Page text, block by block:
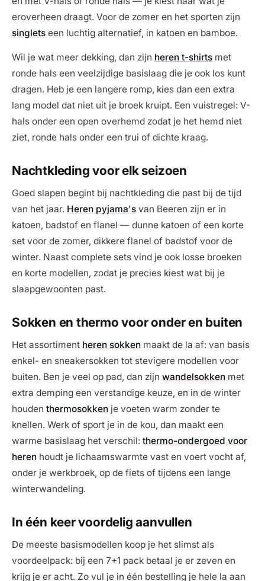
eroverheen draagt. Voor de zomer en het sporten zijn
singlets een luchtig alternatief, in katoen en bamboe.
Wil je wat meer dekking, dan zijn heren t-shirts met
ronde hals een veelzijdige basislaag die je ook los kunt
dragen. Heb je een langere romp, kies dan een extra
lang model dat niet uit je broek kruipt. Een vuistregel: V-
hals onder een open overhemd zodat je het hemd niet
ziet, ronde hals onder een trui of dichte kraag.
Nachtkleding voor elk seizoen
Goed slapen begint bij nachtkleding die past bij de tijd
van het jaar. Heren pyjama's van Beeren zijn er in
katoen, badstof en flanel — dunne katoen of een korte
set voor de zomer, dikkere flanel of badstof voor de
winter. Naast complete sets vind je ook losse broeken
en korte modellen, zodat je precies kiest wat bij je
slaapgewoonten past.
Sokken en thermo voor onder en buiten
Het assortiment heren sokken maakt de la af: van basis
enkel- en sneakersokken tot stevigere modellen voor
buiten. Ben je veel op pad, dan zijn wandelsokken met
extra demping een verstandige keuze, en in de winter
houden thermosokken je voeten warm zonder te
knellen. Werk of sport je in de kou, dan maakt een
warme basislaag het verschil: thermo-ondergoed voor
heren houdt je lichaamswarmte vast en voert vocht af,
onder je werkbroek, op de fiets of tijdens een lange
winterwandeling.
In één keer voordelig aanvullen
De meeste basismodellen koop je het slimst als
voordeelpack: bij een 7+1 pack betaal je er zeven en
krijg je er acht. Zo vul je in één bestelling je hele la aan